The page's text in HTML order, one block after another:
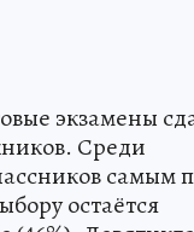
экзамены
Среди
самым
остаётся